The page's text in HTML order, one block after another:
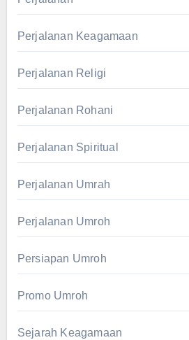
Perjalanan Keagamaan
Perjalanan Religi
Perjalanan Rohani
Perjalanan Spiritual
Perjalanan Umrah
Perjalanan Umroh
Persiapan Umroh
Promo Umroh
Sejarah Keagamaan